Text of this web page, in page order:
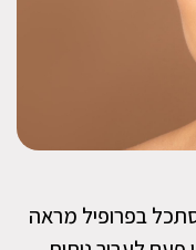
בפרופיל מראה